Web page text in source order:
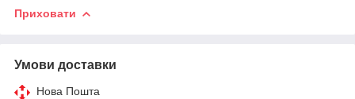
Приховати
Умови доставки
Нова Пошта